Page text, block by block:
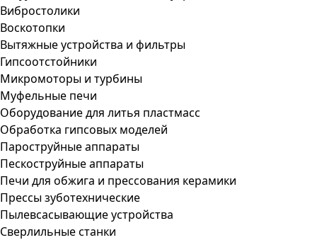
Вибростолики
Воскотопки
Вытяжные устройства и фильтры
Гипсоотстойники
Микромоторы и турбины
Муфельные печи
Оборудование для литья пластмасс
Обработка гипсовых моделей
Пароструйные аппараты
Пескоструйные аппараты
Печи для обжига и прессования керамики
Прессы зуботехнические
Пылевсасывающие устройства
Сверлильные станки